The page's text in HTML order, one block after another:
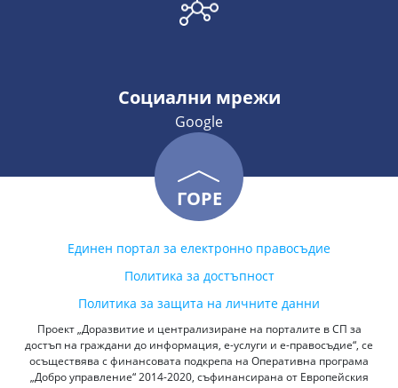
Социални мрежи
Google
ГОРЕ
Единен портал за електронно правосъдие
Политика за достъпност
Политика за защита на личните данни
Проект „Доразвитие и централизиране на порталите в СП за
достъп на граждани до информация, е-услуги и е-правосъдие“, се
осъществява с финансовата подкрепа на Оперативна програма
„Добро управление“ 2014-2020, съфинансирана от Европейския